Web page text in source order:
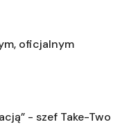
oficjalnym
- szef Take-Two